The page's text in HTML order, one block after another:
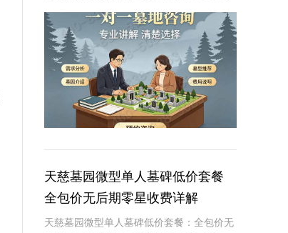
平的提高，人们对身后事的规划也日益注重
品质与个性。通惠陵园作为一家知名的陵园
机构，提供了一系列优质的墓碑产品和服
务，其中河畔
天慈墓园微型单人墓碑低价套餐
全包价无后期零星收费详解
天慈墓园微型单人墓碑低价套餐：全包价无